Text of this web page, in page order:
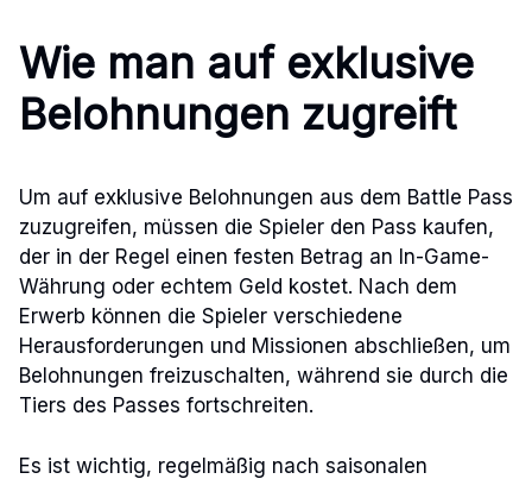
Wie man auf exklusive
Belohnungen zugreift
Um auf exklusive Belohnungen aus dem Battle Pass
zuzugreifen, müssen die Spieler den Pass kaufen,
der in der Regel einen festen Betrag an In-Game-
Währung oder echtem Geld kostet. Nach dem
Erwerb können die Spieler verschiedene
Herausforderungen und Missionen abschließen, um
Belohnungen freizuschalten, während sie durch die
Tiers des Passes fortschreiten.
Es ist wichtig, regelmäßig nach saisonalen